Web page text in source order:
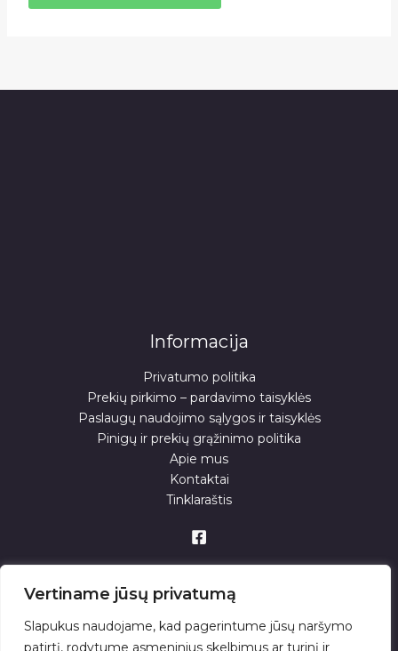
Vertiname jūsų privatumą
Slapukus naudojame, kad pagerintume jūsų naršymo
patirtį, rodytume asmeninius skelbimus ar turinį ir
Informacija
Privatumo politika
Prekių pirkimo – pardavimo taisyklės
Paslaugų naudojimo sąlygos ir taisyklės
Pinigų ir prekių grąžinimo politika
Apie mus
Kontaktai
Tinklaraštis